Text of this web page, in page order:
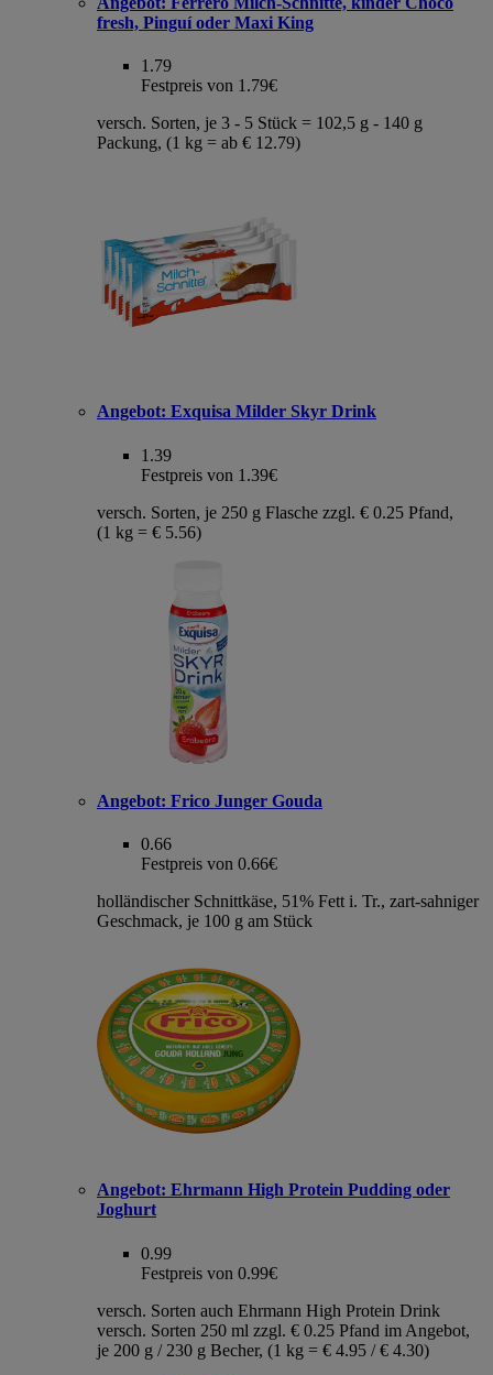
fresh, Pinguí oder Maxi King
1.79
Festpreis von 1.79€
versch. Sorten, je 3 - 5 Stück = 102,5 g - 140 g
Packung, (1 kg = ab € 12.79)
Angebot: Exquisa Milder Skyr Drink
1.39
Festpreis von 1.39€
versch. Sorten, je 250 g Flasche zzgl. € 0.25 Pfand,
(1 kg = € 5.56)
Angebot: Frico Junger Gouda
0.66
Festpreis von 0.66€
holländischer Schnittkäse, 51% Fett i. Tr., zart-sahniger
Geschmack, je 100 g am Stück
Angebot: Ehrmann High Protein Pudding oder
Joghurt
0.99
Festpreis von 0.99€
versch. Sorten auch Ehrmann High Protein Drink
versch. Sorten 250 ml zzgl. € 0.25 Pfand im Angebot,
je 200 g / 230 g Becher, (1 kg = € 4.95 / € 4.30)